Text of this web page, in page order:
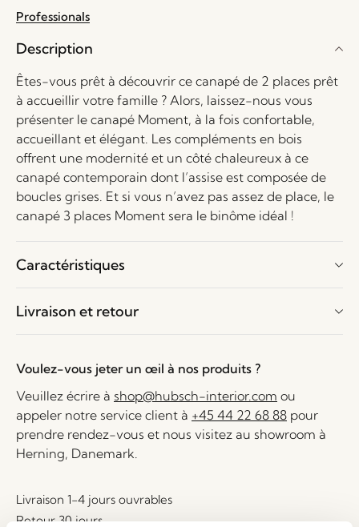
Professionals
Description
Êtes-vous prêt à découvrir ce canapé de 2 places prêt
à accueillir votre famille ? Alors, laissez-nous vous
présenter le canapé Moment, à la fois confortable,
accueillant et élégant. Les compléments en bois
offrent une modernité et un côté chaleureux à ce
canapé contemporain dont l’assise est composée de
boucles grises. Et si vous n’avez pas assez de place, le
canapé 3 places Moment sera le binôme idéal !
Caractéristiques
Livraison et retour
Voulez-vous jeter un œil à nos produits ?
Veuillez écrire à shop@hubsch-interior.com ou
appeler notre service client à +45 44 22 68 88 pour
prendre rendez-vous et nous visitez au showroom à
Herning, Danemark.
Livraison 1-4 jours ouvrables
Retour 30 jours